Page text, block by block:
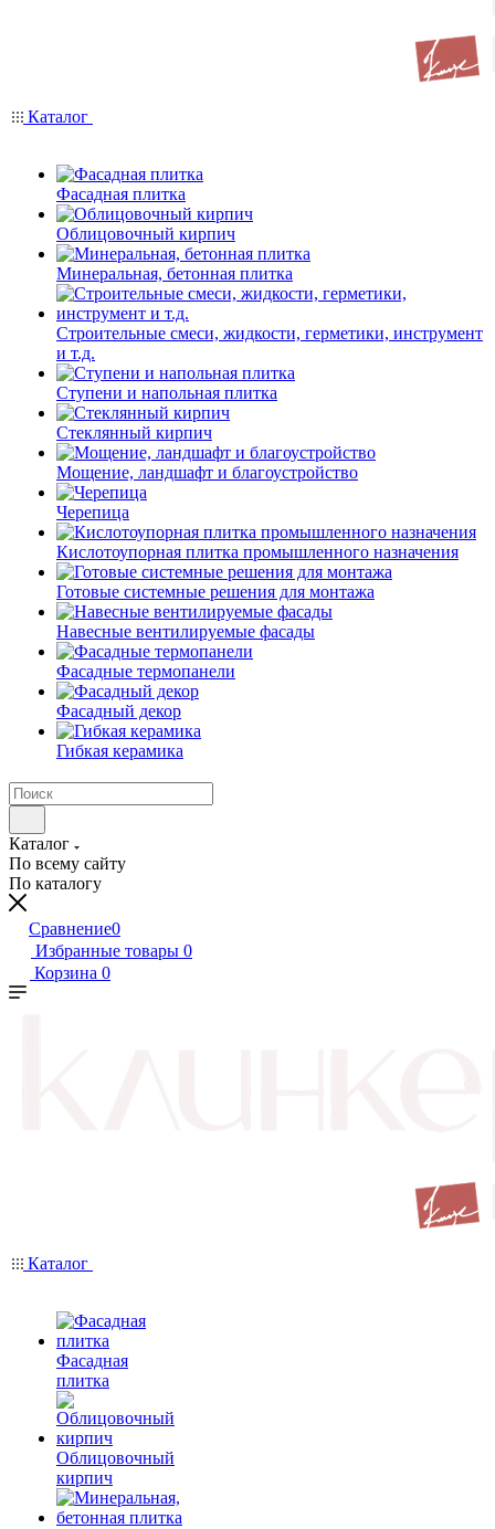
Каталог
Фасадная плитка
Облицовочный кирпич
Минеральная, бетонная плитка
Строительные смеси, жидкости, герметики, инструмент
и т.д.
Ступени и напольная плитка
Cтеклянный кирпич
Мощение, ландшафт и благоустройство
Черепица
Кислотоупорная плитка промышленного назначения
Готовые системные решения для монтажа
Навесные вентилируемые фасады
Фасадные термопанели
Фасадный декор
Гибкая керамика
Каталог
По всему сайту
По каталогу
Сравнение0
Избранные товары 0
Корзина 0
Каталог
Фасадная
плитка
Облицовочный
кирпич